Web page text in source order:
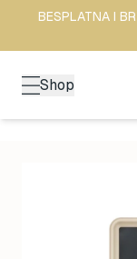
BESPLATNA I
Shop